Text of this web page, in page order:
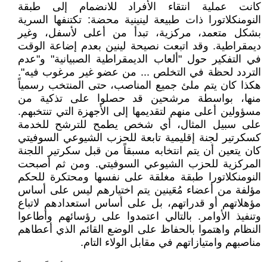
كانت عملية انتقاء الأفراد للانضمام إلى طبقة
النومنكلاتورا ذات طبيعة لينينية محضة: تكتنفها السرية
بشكل متعمد، مركزية، تبدأ من أعلى لأسفل، وغير
ديمقراطية. وقد اتبعت نصيحة لينين بعدم إضاعة الوقت
في التفكير حول "ألعاب الديمقراطية الصبيانية" و"عدم
التردد لحظة في التخلص ... من عضو غير مرغوب فيه".
هكذا كان يتم ملئ جميع المناصب، حتى المنتخب رسمياً
منها، بواسطة مرشحين قد حصلوا على تذكية من
مسؤولين أعلى منهم لتقديمها إلى الأجهزة التي تنتخبهم.
على سبيل المثال، أي شخص يطمح للترشح للخدمة
كسكرتير لجنة إقليمية تابعة للحزب الشيوعي السوفيتي
كان يتعين أن يتم انتخابه مسبقاً من قبل سكرتير اللجنة
المركزية للحزب الشيوعي السوفيتي. ومن ثم أصبحت
النومنكلاتورا طبقة مغلقة على نفسها ومحتكرة للحكم
مؤلفة من أعضاء مُعَينين يتم اختيارهم ليس على أساس
مؤهلاتهم أو قدراتهم، بل على أساس استعدادهم لاتباع
وتنفيذ الأوامر. بالتالي اعتمدوا على رؤسائهم وأطاعوا
النظام واهتموا بالحفاظ على الوضع القائم الذي أعطاهم
مناصبهم وامتيازاتهم في مقابل الولاء التام.